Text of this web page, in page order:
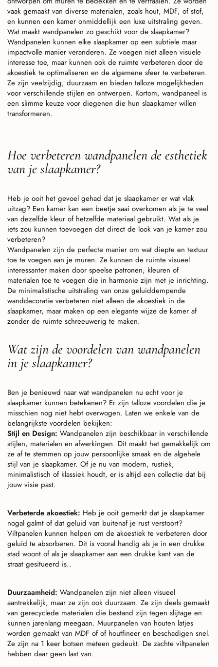
vaak gemaakt van diverse materialen, zoals hout, MDF, of stof,
en kunnen een kamer onmiddellijk een luxe uitstraling geven.
Wat maakt wandpanelen zo geschikt voor de slaapkamer?
Wandpanelen kunnen elke slaapkamer op een subtiele maar
impactvolle manier veranderen. Ze voegen niet alleen visuele
interesse toe, maar kunnen ook de ruimte verbeteren door de
akoestiek te optimaliseren en de algemene sfeer te verbeteren.
Ze zijn veelzijdig, duurzaam en bieden talloze mogelijkheden
voor verschillende stijlen en ontwerpen. Kortom, wandpaneel is
een slimme keuze voor diegenen die hun slaapkamer willen
transformeren.
Hoe verbeteren wandpanelen de esthetiek
van je slaapkamer?
Heb je ooit het gevoel gehad dat je slaapkamer er wat vlak
uitzag? Een kamer kan een beetje saai overkomen als je te veel
van dezelfde kleur of hetzelfde materiaal gebruikt. Wat als je
iets zou kunnen toevoegen dat direct de look van je kamer zou
verbeteren?
Wandpanelen zijn de perfecte manier om wat diepte en textuur
toe te voegen aan je muren. Ze kunnen de ruimte visueel
interessanter maken door speelse patronen, kleuren of
materialen toe te voegen die in harmonie zijn met je inrichting.
De minimalistische uitstraling van onze geluiddempende
wanddecoratie verbeteren niet alleen de akoestiek in de
slaapkamer, maar maken op een elegante wijze de kamer af
zonder de ruimte schreeuwerig te maken.
Wat zijn de voordelen van wandpanelen
in je slaapkamer?
Ben je benieuwd naar wat wandpanelen nu echt voor je
slaapkamer kunnen betekenen? Er zijn talloze voordelen die je
misschien nog niet hebt overwogen. Laten we enkele van de
belangrijkste voordelen bekijken:
Stijl en Design: Wandpanelen zijn beschikbaar in verschillende
stijlen, materialen en afwerkingen. Dit maakt het gemakkelijk om
ze af te stemmen op jouw persoonlijke smaak en de algehele
stijl van je slaapkamer. Of je nu van modern, rustiek,
minimalistisch of klassiek houdt, er is altijd een collectie dat bij
jouw visie past.
Verbeterde akoestiek: Heb je ooit gemerkt dat je slaapkamer
nogal galmt of dat geluid van buitenaf je rust verstoort?
Viltpanelen kunnen helpen om de akoestiek te verbeteren door
geluid te absorberen. Dit is vooral handig als je in een drukke
stad woont of als je slaapkamer aan een drukke kant van de
straat gesitueerd is..
Duurzaamheid: Wandpanelen zijn niet alleen visueel
aantrekkelijk, maar ze zijn ook duurzaam. Ze zijn deels gemaakt
van gerecyclede materialen die bestand zijn tegen slijtage en
kunnen jarenlang meegaan. Muurpanelen van houten latjes
worden gemaakt van MDF of of houtfineer en beschadigen snel.
Ze zijn na 1 keer botsen meteen gedeukt. De zachte viltpanelen
hebben daar geen last van.